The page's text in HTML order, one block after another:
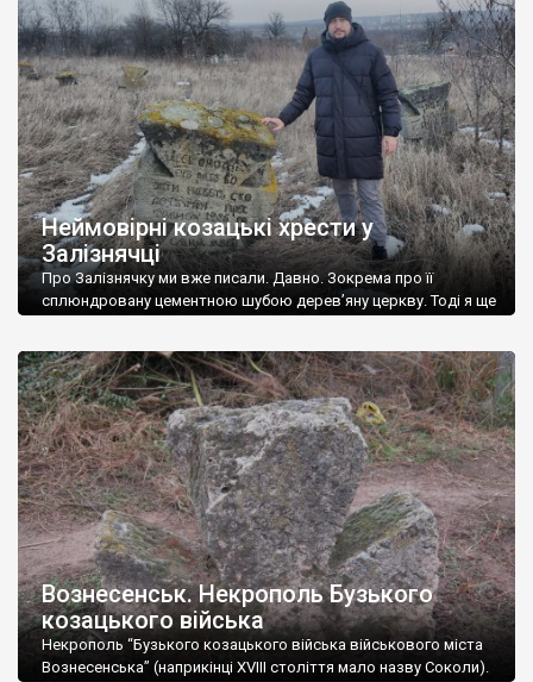
століття. Свою першу назву село дістало від сусіднього села
Хрестищі […]
Неймовірні козацькі хрести у
Залізнячці
Про Залізнячку ми вже писали. Давно. Зокрема про її
сплюндровану цементною шубою дерев’яну церкву. Тоді я ще
хрестами. На цвинтарі ГО Україна Інкогніта провела облікову
роботу та фотофіксацію, в тому числі із повітря, за
допомогою […]
Вознесенськ. Некрополь Бузького
козацького війська
Некрополь “Бузького козацького війська військового міста
Вознесенська” (наприкінці XVIII століття мало назву Соколи).